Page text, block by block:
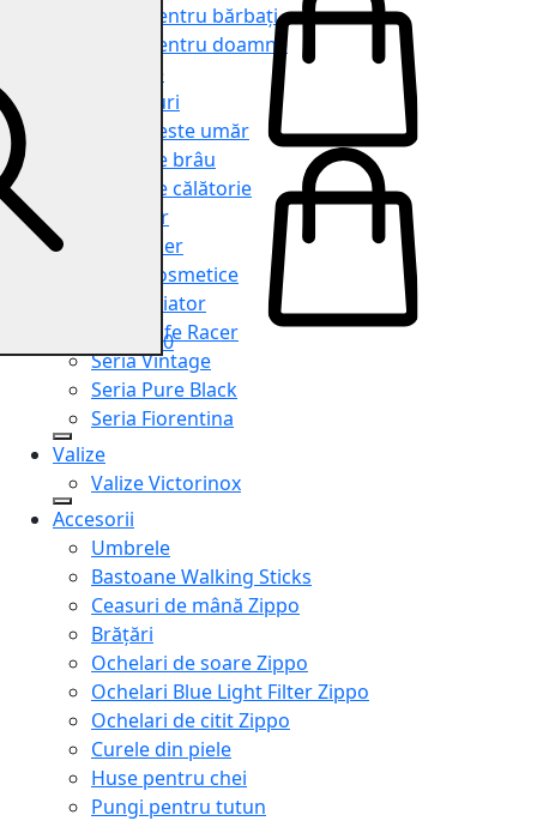
Genți pentru bărbați
Genți pentru doamne
Serviete
Rucsacuri
Genți peste umăr
Genți de brâu
Genți de călătorie
Shopper
Organiser
Truse cosmetice
Seria Aviator
Seria Cafe Racer
Seria Vintage
Seria Pure Black
Seria Fiorentina
Valize
Valize Victorinox
Accesorii
Umbrele
Bastoane Walking Sticks
Ceasuri de mână Zippo
Brățări
Ochelari de soare Zippo
Ochelari Blue Light Filter Zippo
Ochelari de citit Zippo
Curele din piele
Huse pentru chei
Pungi pentru tutun
0